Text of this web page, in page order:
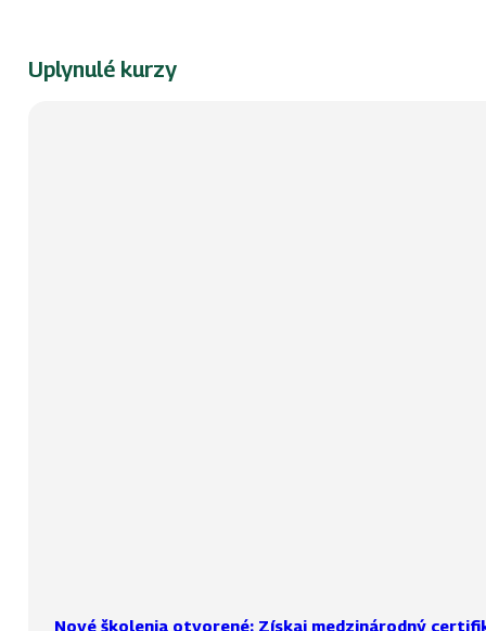
Uplynulé kurzy
Nové školenia otvorené: Získaj medzinárodný